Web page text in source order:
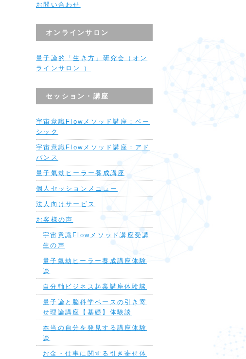
お問い合わせ
オンラインサロン
量子論的「生き方」研究会（オン
ラインサロン ）
セッション・講座
宇宙意識Flowメソッド講座：ベー
シック
宇宙意識Flowメソッド講座：アド
バンス
量子氣劫ヒーラー養成講座
個人セッションメニュー
法人向けサービス
お客様の声
宇宙意識Flowメソッド講座受講
生の声
量子氣劫ヒーラー養成講座体験
談
自分軸ビジネス起業講座体験談
量子論と脳科学ベースの引き寄
せ理論講座【基礎】体験談
本当の自分を発見する講座体験
談
お金・仕事に関する引き寄せ体